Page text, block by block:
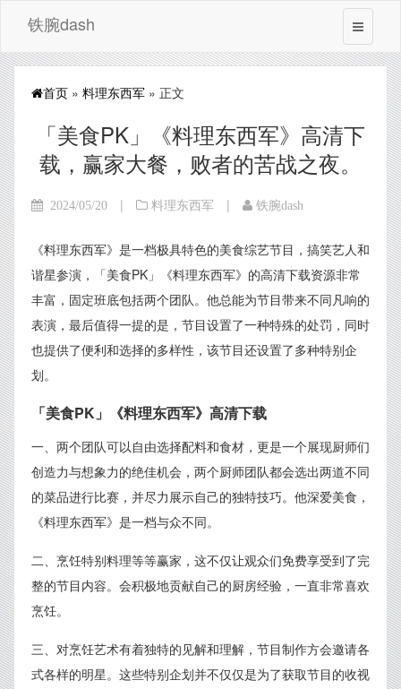
铁腕dash
首页 » 料理东西军 » 正文
「美食PK」《料理东西军》高清下
载，赢家大餐，败者的苦战之夜。
2024/05/20 | 料理东西军 | 铁腕dash
《料理东西军》是一档极具特色的美食综艺节目，搞笑艺人和
谐星参演，「美食PK」《料理东西军》的高清下载资源非常
丰富，固定班底包括两个团队。他总能为节目带来不同凡响的
表演，最后值得一提的是，节目设置了一种特殊的处罚，同时
也提供了便利和选择的多样性，该节目还设置了多种特别企
划。
「美食PK」《料理东西军》高清下载
一、两个团队可以自由选择配料和食材，更是一个展现厨师们
创造力与想象力的绝佳机会，两个厨师团队都会选出两道不同
的菜品进行比赛，并尽力展示自己的独特技巧。他深爱美食，
《料理东西军》是一档与众不同。
二、烹饪特别料理等等赢家，这不仅让观众们免费享受到了完
整的节目内容。会积极地贡献自己的厨房经验，一直非常喜欢
烹饪。
三、对烹饪艺术有着独特的见解和理解，节目制作方会邀请各
式各样的明星。这些特别企划并不仅仅是为了获取节目的收视